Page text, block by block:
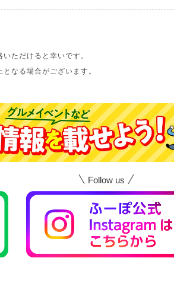
いただけると幸いです。
なる場合がございます。
Follow us